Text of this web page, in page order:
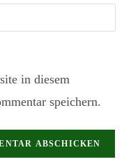
in diesem
speichern.